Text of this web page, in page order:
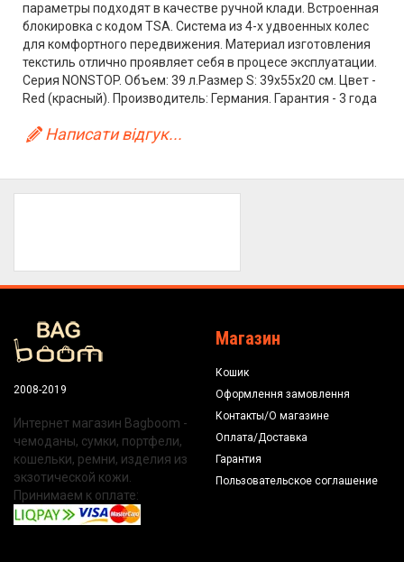
параметры подходят в качестве ручной клади. Встроенная
блокировка с кодом TSA. Система из 4-х удвоенных колес
для комфортного передвижения. Материал изготовления
текстиль отлично проявляет себя в процесе эксплуатации.
Серия NONSTOP. Объем: 39 л.Размер S: 39x55x20 см. Цвет -
Red (красный). Производитель: Германия. Гарантия - 3 года
Написати відгук...
2008-2019
Интернет магазин Bagboom -
чемоданы, сумки, портфели,
кошельки, ремни, изделия из
экзотической кожи.
Принимаем к оплате:
Магазин
Кошик
Оформлення замовлення
Контакты/О магазине
Оплата/Доставка
Гарантия
Пользовательское соглашение